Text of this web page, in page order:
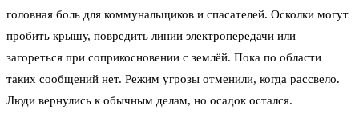
головная боль для коммунальщиков и спасателей. Осколки могут
пробить крышу, повредить линии электропередачи или
загореться при соприкосновении с землёй. Пока по области
таких сообщений нет. Режим угрозы отменили, когда рассвело.
Люди вернулись к обычным делам, но осадок остался.